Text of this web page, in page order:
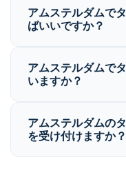
アムステルダムで
ばいいですか？
アムステルダムで
いますか？
アムステルダムの
を受け付けますか？